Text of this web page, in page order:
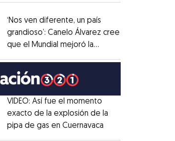
window
‘Nos ven diferente, un país
grandioso’: Canelo Álvarez cree
que el Mundial mejoró la
window
VIDEO: Así fue el momento
exacto de la explosión de la
pipa de gas en Cuernavaca